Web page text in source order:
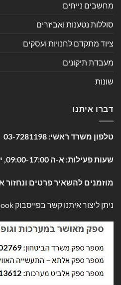
מחשבים נייחים
סוללות נטענות ואביזרים
ציוד מתקדם לחנויות ועסקים
מעבדת תיקונים
שונות
דברו איתנו
טלפון משרד ראשי: 03-7281198
שעות פעילות: א-ה 09:00-17:00, ימי שישי 09:00-13:00
מוזמנים להשאיר פרטים ונחזור
ניתן ליצור איתנו קשר בפייסבוק